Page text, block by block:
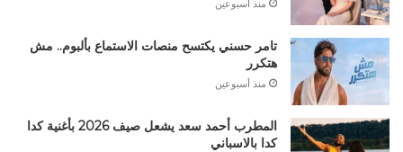
منذ أسبوعين
تامر حسني يكتسح منصات الاستماع بألبوم.. مش
هتكرر
منذ أسبوعين
المطرب أحمد سعد يشعل صيف 2026 بأغنية كدا
كدا بالاسباني